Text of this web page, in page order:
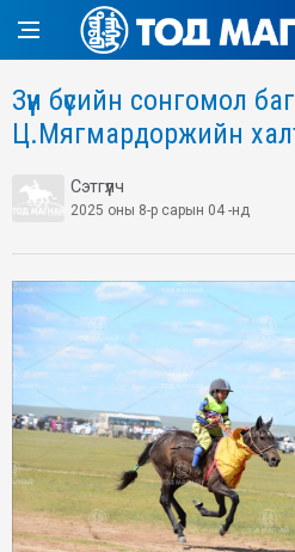
Зүүн бүсийн сонгомол
Ц.Мягмардоржийн
Сэтгүүлч
2025 оны 8-р сарын 04 -нд